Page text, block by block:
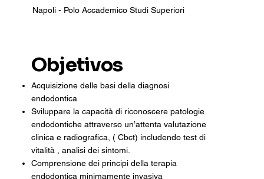
Napoli - Polo Accademico Studi Superiori
Objetivos
Acquisizione delle basi della diagnosi
endodontica
Sviluppare la capacità di riconoscere patologie
endodontiche attraverso un’attenta valutazione
clinica e radiografica, ( Cbct) includendo test di
vitalità , analisi dei sintomi.
Comprensione dei principi della terapia
endodontica minimamente invasiva